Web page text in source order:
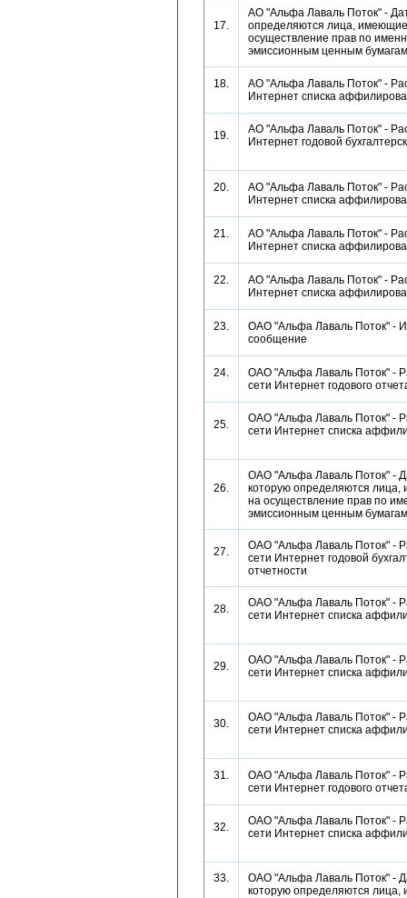
17.
АО "Альфа Лаваль Поток" -
определяются лица,
осуществление прав по
эмиссионным ценным
18.
АО "Альфа Лаваль Поток" -
Интернет списка
19.
АО "Альфа Лаваль Поток" -
Интернет годовой
20.
АО "Альфа Лаваль Поток" -
Интернет списка
21.
АО "Альфа Лаваль Поток" -
Интернет списка
22.
АО "Альфа Лаваль Поток" -
Интернет списка
23.
ОАО "Альфа Лаваль Поток" -
сообщение
24.
ОАО "Альфа Лаваль Поток" -
сети Интернет годового
25.
ОАО "Альфа Лаваль Поток" -
сети Интернет списка
26.
ОАО "Альфа Лаваль Поток" -
которую определяются
на осуществление прав по
эмиссионным ценным
27.
ОАО "Альфа Лаваль Поток" -
сети Интернет годовой
отчетности
28.
ОАО "Альфа Лаваль Поток" -
сети Интернет списка
29.
ОАО "Альфа Лаваль Поток" -
сети Интернет списка
30.
ОАО "Альфа Лаваль Поток" -
сети Интернет списка
31.
ОАО "Альфа Лаваль Поток" -
сети Интернет годового
32.
ОАО "Альфа Лаваль Поток" -
сети Интернет списка
33.
ОАО "Альфа Лаваль Поток" -
которую определяются